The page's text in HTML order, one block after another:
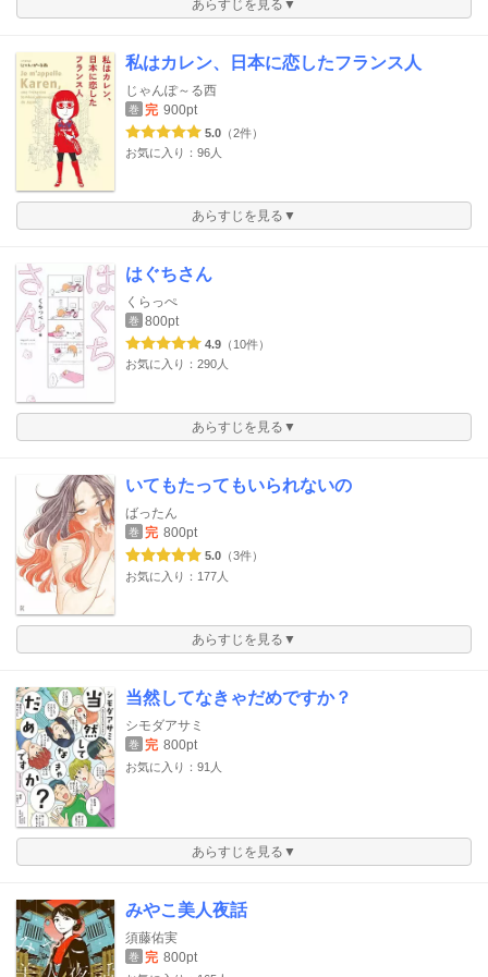
あらすじを見る▼
私はカレン、日本に恋したフランス人
じゃんぽ～る西
巻 完 900pt
5.0 （2件）
お気に入り：96人
あらすじを見る▼
はぐちさん
くらっぺ
巻 800pt
4.9 （10件）
お気に入り：290人
あらすじを見る▼
いてもたってもいられないの
ばったん
巻 完 800pt
5.0 （3件）
お気に入り：177人
あらすじを見る▼
当然してなきゃだめですか？
シモダアサミ
巻 完 800pt
お気に入り：91人
あらすじを見る▼
みやこ美人夜話
須藤佑実
巻 完 800pt